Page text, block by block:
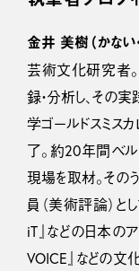
金井 美樹（かない
芸術文化研究者。
録・分析し、その
学ゴールドスミス
了。約20年間ベ
現場を取材。そ
員（美術評論）と
iT』などの日本の
VOICE』などの文